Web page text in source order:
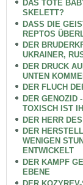
DAS TOTE
SKELETT?
DASS DIE
REPTOS
DER
UKRAINER,
DER DRUCK
UNTEN
DER FLUCH
DER GENOZID
TOXISCH IST
DER HERR
DER
WENIGEN
ENTWICKELT
DER KAMPF
EBENE